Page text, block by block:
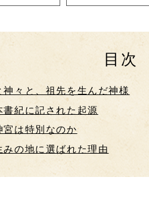
目次
々と、祖先を生んだ神様
紀に記された起源
は特別なのか
の地に選ばれた理由